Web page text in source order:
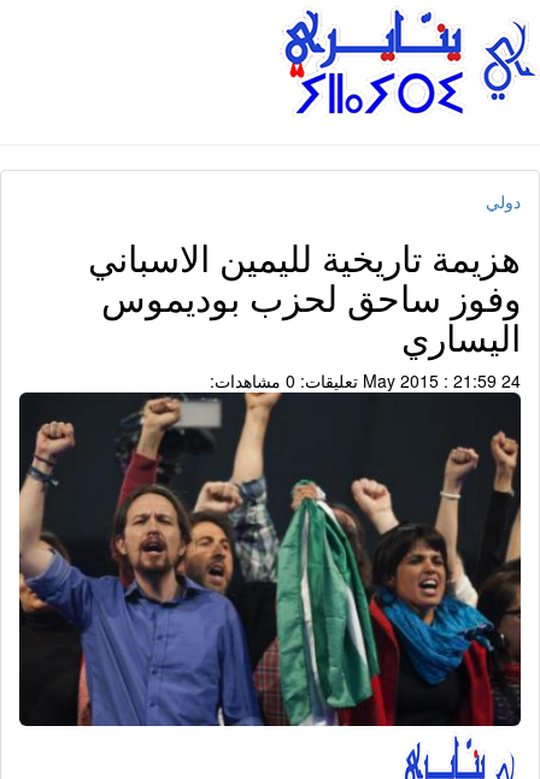
دولي
هزيمة تاريخية لليمين الاسباني
وفوز ساحق لحزب بوديموس
اليساري
24 May 2015 : 21:59 تعليقات: 0 مشاهدات: